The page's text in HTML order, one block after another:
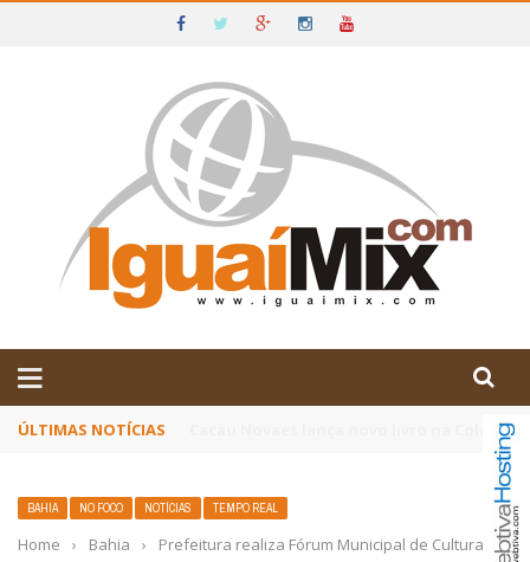
IGUAÍ E SUDOESTE DA BAHIA
ÚLTIMAS NOTÍCIAS Poetas baianos representam o Brasil no
BAHIA NO FOCO NOTÍCIAS TEMPO REAL
Home › Bahia › Prefeitura realiza Fórum Municipal de Cultura